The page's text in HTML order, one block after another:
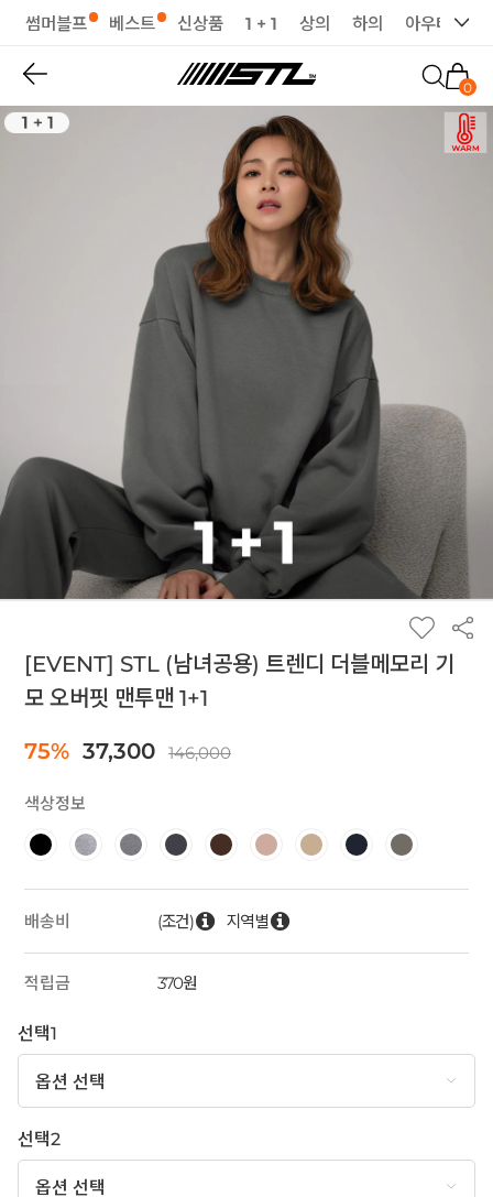
썸머블프 베스트 신상품 1 + 1 상의 하의 아우터
0
[EVENT] STL (남녀공용) 트렌디 더블메모리 기
모 오버핏 맨투맨 1+1
75% 37,300 146,000
색상정보
배송비 (조건) 지역별
적립금 370원
선택1
선택2